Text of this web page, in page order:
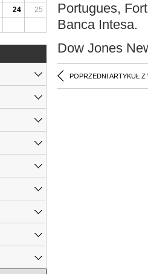
Portugues,
Banca Intesa.
Dow Jones
POPRZEDNI ARTYKUŁ Z
24
25